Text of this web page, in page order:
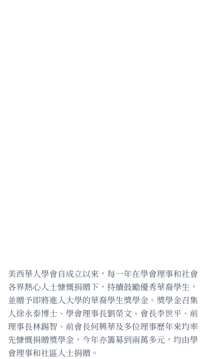
美西華人學會自成立以來，每一年在學會理事和社會
各界熱心人士慷慨捐贈下，持續鼓勵優秀華裔學生，
並贈予即將進入大學的華裔學生獎學金。獎學金召集
人徐永泰博士、學會理事長劉榮文、會長李世平、前
理事長林錫智、前會長何興華及多位理事歷年來均率
先慷慨捐贈獎學金，今年亦籌募到兩萬多元，均由學
會理事和社區人士捐贈。